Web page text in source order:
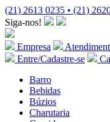
(21) 2613 0235 • (21)
Siga-nos!
Empresa
Entre/Cadastre-se
Barro
Bebidas
Búzios
Charutaria